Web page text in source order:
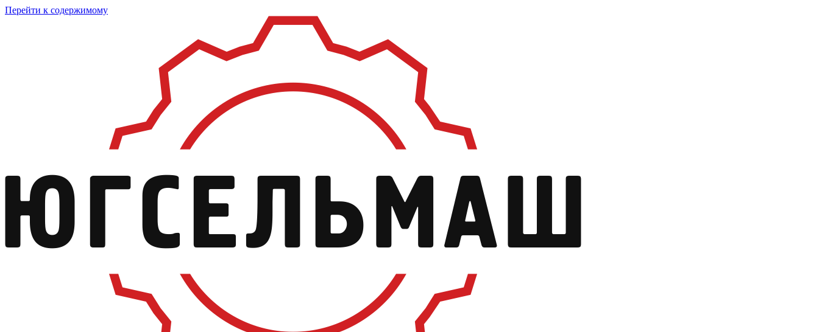
Перейти к содержимому